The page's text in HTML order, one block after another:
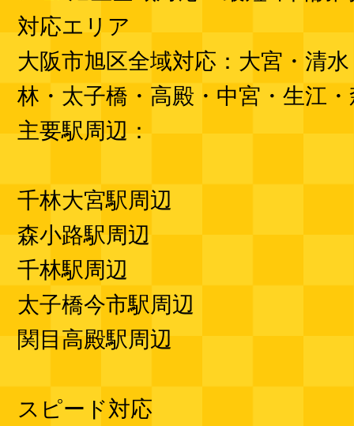
対応エリア
大阪市旭区全域対応：大宮・清
林・太子橋・高殿・中宮・生江
主要駅周辺：
千林大宮駅周辺
森小路駅周辺
千林駅周辺
太子橋今市駅周辺
関目高殿駅周辺
スピード対応